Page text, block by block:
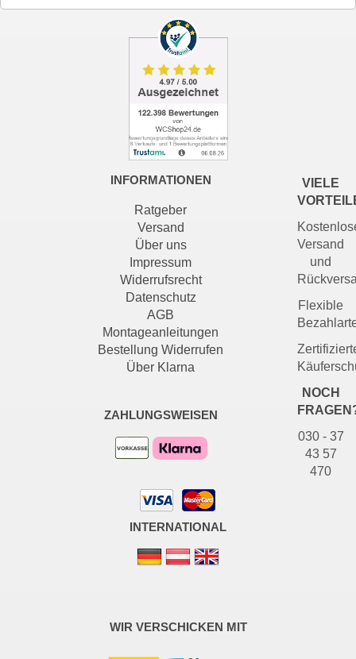
VIELE
Versand
und
Flexible
NOCH
030 - 37
43 57
470
INFORMATIONEN
Ratgeber
Versand
Über uns
Impressum
Widerrufsrecht
Datenschutz
AGB
Montageanleitungen
Bestellung Widerrufen
Über Klarna
ZAHLUNGSWEISEN
INTERNATIONAL
WIR VERSCHICKEN MIT